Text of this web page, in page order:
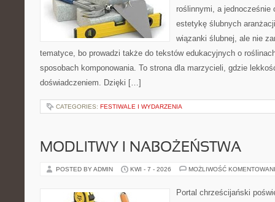
roślinnymi, a jednocześnie
estetykę ślubnych
wiązanki ślubnej, ale nie
tematyce, bo prowadzi także do tekstów edukacyjnych o
sposobach komponowania. To strona dla marzycieli, gdzie
doświadczeniem. Dzięki […]
CATEGORIES: FESTIWALE I WYDARZENIA
MODLITWY I NABOŻEŃSTWA
POSTED BY ADMIN KWI - 7 - 2026 MOŻLIWOŚĆ
Portal chrześcijański